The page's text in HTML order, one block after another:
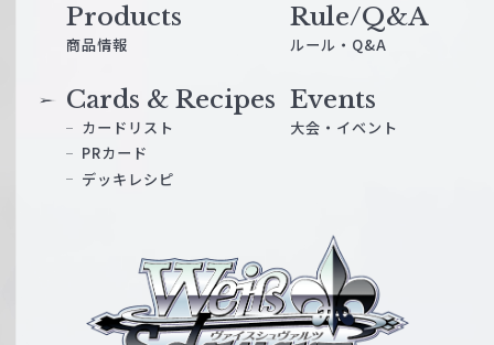
ス
Products
商品情報
Cards & Recipes
カードリスト
PRカード
デッキレシピ
Events
大会・イベント
Rule/Q&A
ルール・Q&A